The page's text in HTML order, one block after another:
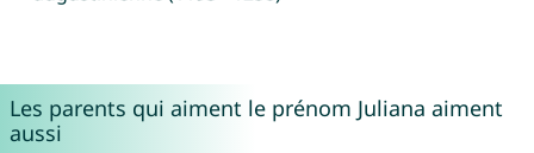
Les parents qui aiment le prénom Juliana aiment
aussi